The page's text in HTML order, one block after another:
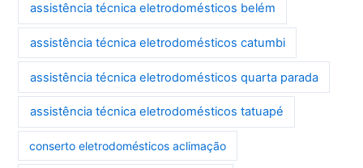
assistência técnica eletrodomésticos belém
assistência técnica eletrodomésticos catumbi
assistência técnica eletrodomésticos quarta parada
assistência técnica eletrodomésticos tatuapé
conserto eletrodomésticos aclimação